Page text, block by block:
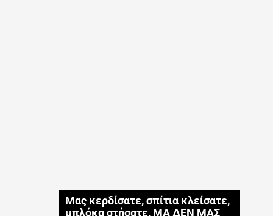
Μας κερδίσατε, σπίτια κλείσατε,
μπλόκα στήσατε, ΜΑ ΔΕΝ ΜΑΣ